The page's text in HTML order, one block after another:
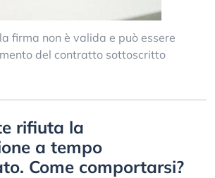
firma non è valida e può essere
del contratto sottoscritto
rifiuta la
a tempo
Come comportarsi?